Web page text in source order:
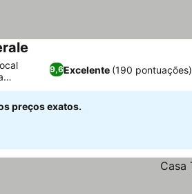
9,6Excelente (190 pontuações)
preços exatos.